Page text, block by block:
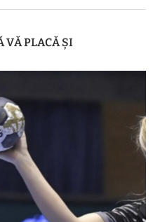
VĂ PLACĂ ȘI